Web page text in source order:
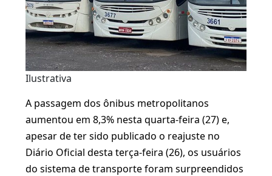
Ilustrativa
A passagem dos ônibus metropolitanos
aumentou em 8,3% nesta quarta-feira (27) e,
apesar de ter sido publicado o reajuste no
Diário Oficial desta terça-feira (26), os usuários
do sistema de transporte foram surpreendidos